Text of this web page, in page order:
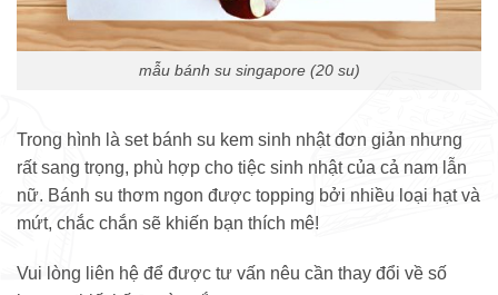
mẫu bánh su singapore (20 su)
Trong hình là set bánh su kem sinh nhật đơn giản nhưng
rất sang trọng, phù hợp cho tiệc sinh nhật của cả nam lẫn
nữ. Bánh su thơm ngon được topping bởi nhiều loại hạt và
mứt, chắc chắn sẽ khiến bạn thích mê!
Vui lòng liên hệ để được tư vấn nêu cần thay đổi về số